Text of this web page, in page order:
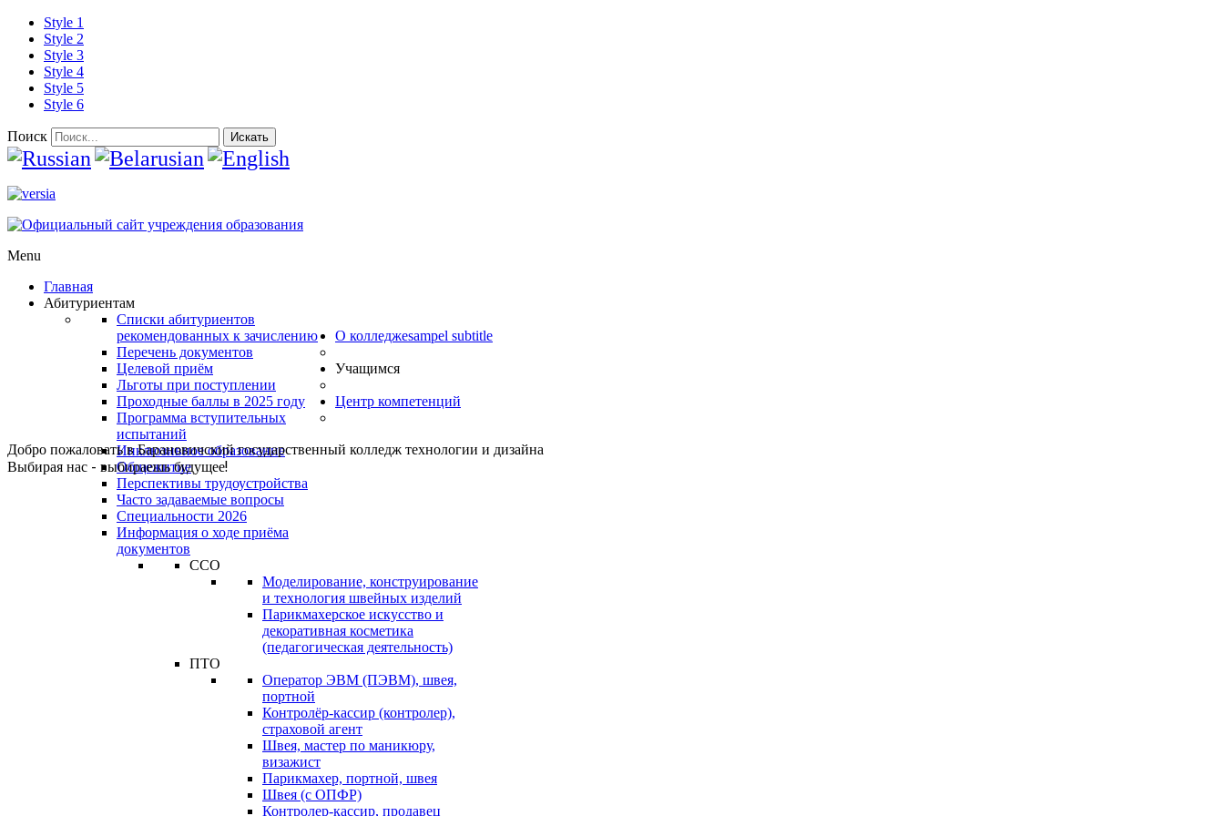
Style 1
Style 2
Style 3
Style 4
Style 5
Style 6
Поиск Искать
Menu
Главная
Абитуриентам
Списки абитуриентов
рекомендованных к зачислению
Перечень документов
Целевой приём
Льготы при поступлении
Проходные баллы в 2025 году
Программа вступительных
испытаний
Инклюзивное образование
Общежитие
Перспективы трудоустройства
Часто задаваемые вопросы
Специальности 2026
Информация о ходе приёма
документов
ССО
Моделирование, конструирование
и технология швейных изделий
Парикмахерское искусство и
декоративная косметика
(педагогическая деятельность)
ПТО
Оператор ЭВМ (ПЭВМ), швея,
портной
Контролёр-кассир (контролер),
страховой агент
Швея, мастер по маникюру,
визажист
Парикмахер, портной, швея
Швея (с ОПФР)
Контролер-кассир, продавец
О колледжеsampel subtitle
Учащимся
Центр компетенций
Добро пожаловать в Барановичский государственный колледж технологии и дизайна
Выбирая нас - выбираешь будущее!